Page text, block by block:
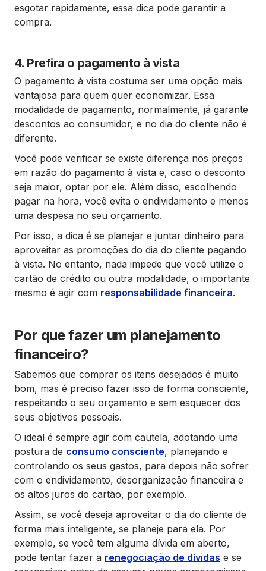
esgotar rapidamente, essa dica pode garantir a
compra.
4. Prefira o pagamento à vista
O pagamento à vista costuma ser uma opção mais
vantajosa para quem quer economizar. Essa
modalidade de pagamento, normalmente, já garante
descontos ao consumidor, e no dia do cliente não é
diferente.
Você pode verificar se existe diferença nos preços
em razão do pagamento à vista e, caso o desconto
seja maior, optar por ele. Além disso, escolhendo
pagar na hora, você evita o endividamento e menos
uma despesa no seu orçamento.
Por isso, a dica é se planejar e juntar dinheiro para
aproveitar as promoções do dia do cliente pagando
à vista. No entanto, nada impede que você utilize o
cartão de crédito ou outra modalidade, o importante
mesmo é agir com responsabilidade financeira.
Por que fazer um planejamento
financeiro?
Sabemos que comprar os itens desejados é muito
bom, mas é preciso fazer isso de forma consciente,
respeitando o seu orçamento e sem esquecer dos
seus objetivos pessoais.
O ideal é sempre agir com cautela, adotando uma
postura de consumo consciente, planejando e
controlando os seus gastos, para depois não sofrer
com o endividamento, desorganização financeira e
os altos juros do cartão, por exemplo.
Assim, se você deseja aproveitar o dia do cliente de
forma mais inteligente, se planeje para ela. Por
exemplo, se você tem alguma dívida em aberto,
pode tentar fazer a renegociação de dívidas e se